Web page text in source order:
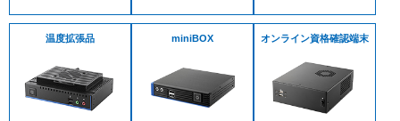
温度拡張品 miniBOX オンライン資格確認端末